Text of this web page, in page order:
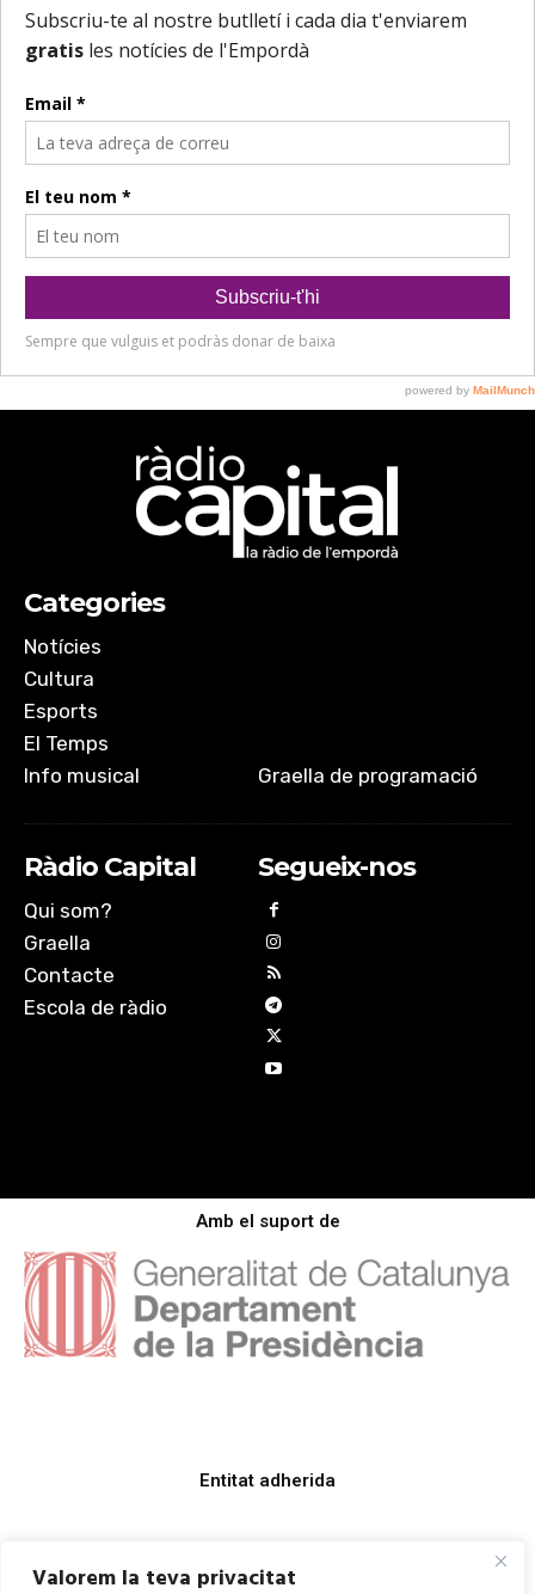
Valorem la teva privacitat
Categories
Notícies
Cultura
Esports
El Temps
Info musical
Graella de programació
Ràdio Capital
Qui som?
Graella
Contacte
Escola de ràdio
Segueix-nos
Amb el suport de
Entitat adherida